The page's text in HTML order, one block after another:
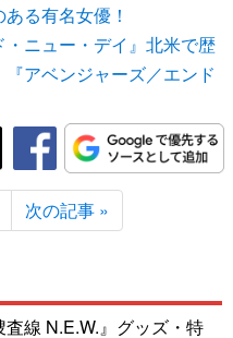
る有名女優！
・ニュー・デイ』北米で歴
アベンジャーズ／エンド
次の記事 »
査線 N.E.W.』グッズ・特